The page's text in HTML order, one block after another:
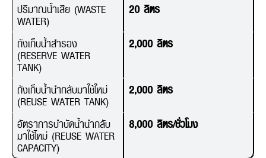
ปริมาณน้ำเสีย (WASTE
WATER)
20 ลิตร
ถังเก็บน้ำสำรอง
(RESERVE WATER
TANK)
2,000 ลิตร
ถังเก็บน้ำนำกลับมาใช้ใหม่
(REUSE WATER TANK)
2,000 ลิตร
อัตราการบำบัดน้ำนำกลับ
มาใช้ไหม่ (REUSE WATER
CAPACITY)
8,000 ลิตร/ชั่วโมง